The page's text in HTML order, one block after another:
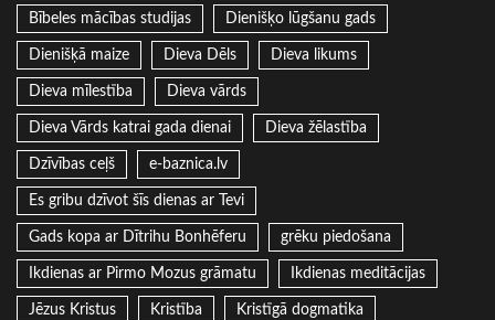
Bībeles mācības studijas Dienišķo lūgšanu gads
Dienišķā maize Dieva Dēls Dieva likums
Dieva mīlestība Dieva vārds
Dieva Vārds katrai gada dienai Dieva žēlastība
Dzīvības ceļš e-baznica.lv
Es gribu dzīvot šīs dienas ar Tevi
Gads kopa ar Dītrihu Bonhēferu grēku piedošana
Ikdienas ar Pirmo Mozus grāmatu Ikdienas meditācijas
Jēzus Kristus Kristība Kristīgā dogmatika